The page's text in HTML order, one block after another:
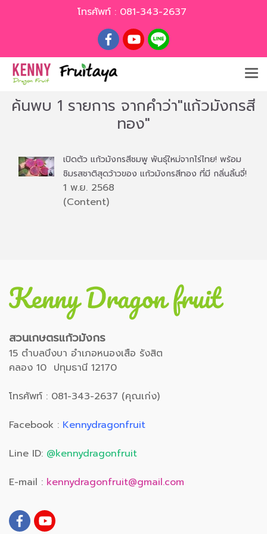
โทรศัพท์ : 081-343-2637
ค้นพบ 1 รายการ จากคำว่า"แก้วมังกรสี
ทอง"
เปิดตัว แก้วมังกรสีชมพู พันธุ์ใหม่จากไร่ไทย! พร้อม
ชิมรสชาติสุดว้าวของ แก้วมังกรสีทอง ที่มี กลิ่นลิ้นจี่!
1 พ.ย. 2568
(Content)
สวนเกษตรแก้วมังกร
15 ตำบลบึงบา อำเภอหนองเสือ รังสิต
คลอง 10 ปทุมธานี 12170
โทรศัพท์ : 081-343-2637 (คุณเก่ง)
Facebook : Kennydragonfruit
Line ID: @kennydragonfruit
E-mail : kennydragonfruit@gmail.com